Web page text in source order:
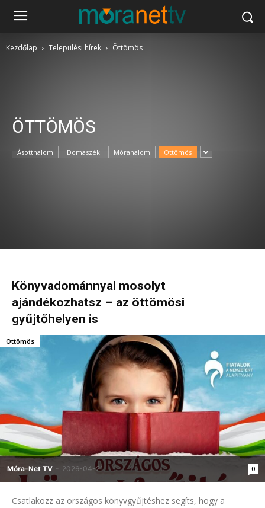
Kezdőlap Települési hírek Öttömös
ÖTTÖMÖS
Ásotthalom Domaszék Mórahalom Öttömös
Könyvadománnyal mosolyt
ajándékozhatsz – az öttömösi
gyűjtőhelyen is
Móra-Net TV - 2026-04-21 0
Öttömös
Csatlakozz az országos könyvgyűjtéshez segíts, hogy a